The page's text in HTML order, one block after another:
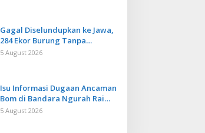
Gagal Diselundupkan ke Jawa,
284 Ekor Burung Tanpa
Dokumen Dilepasliarkan Cegah
5 August 2026
Isu Informasi Dugaan Ancaman
Bom di Bandara Ngurah Rai
Bali Tidak Benar, Operasional
5 August 2026